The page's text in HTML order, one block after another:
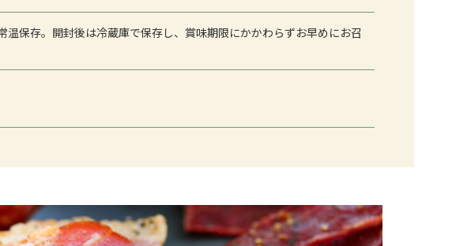
温保存。開封後は冷蔵庫で保存し、賞味期限にかかわらずお早めにお召